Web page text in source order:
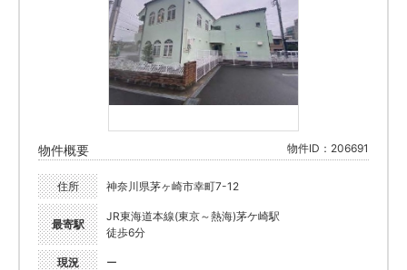
物件概要 物件ID：206691
住所 神奈川県茅ヶ崎市幸町7-12
最寄駅
JR東海道本線(東京～熱海)茅ケ崎駅
徒歩6分
現況 ー